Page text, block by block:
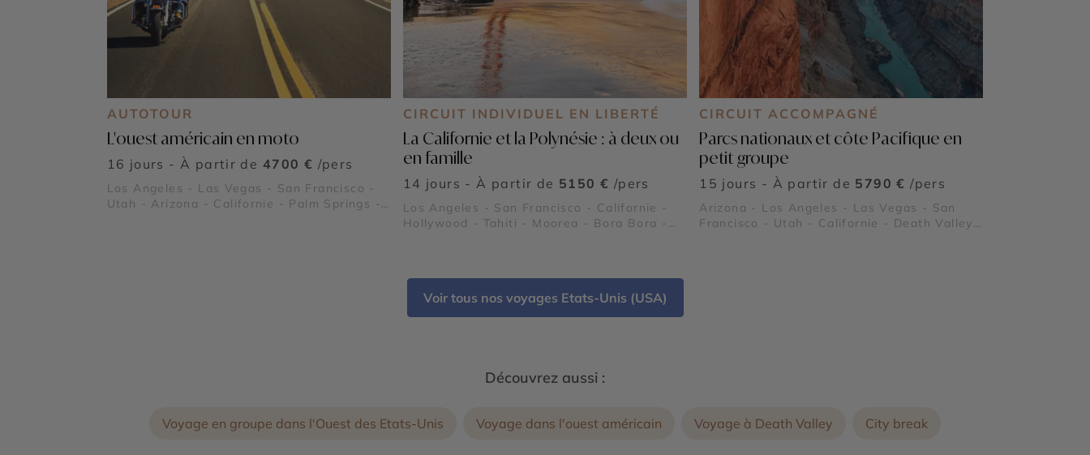
AUTOTOUR
L'ouest américain en moto
16 jours - À partir de 4700 € /pers
Los Angeles - Las Vegas - San Francisco -
Utah - Arizona - Californie - Palm Springs -
CIRCUIT INDIVIDUEL EN LIBERTÉ
La Californie et la Polynésie : à deux ou
en famille
14 jours - À partir de 5150 € /pers
Los Angeles - San Francisco - Californie -
Hollywood - Tahiti - Moorea - Bora Bora -
CIRCUIT ACCOMPAGNÉ
Parcs nationaux et côte Pacifique en
petit groupe
15 jours - À partir de 5790 € /pers
Arizona - Los Angeles - Las Vegas - San
Francisco - Utah - Californie - Death Valley
Voir tous nos voyages Etats-Unis (USA)
Découvrez aussi :
Voyage en groupe dans l'Ouest des Etats-Unis Voyage dans l'ouest américain Voyage à Death Valley City break